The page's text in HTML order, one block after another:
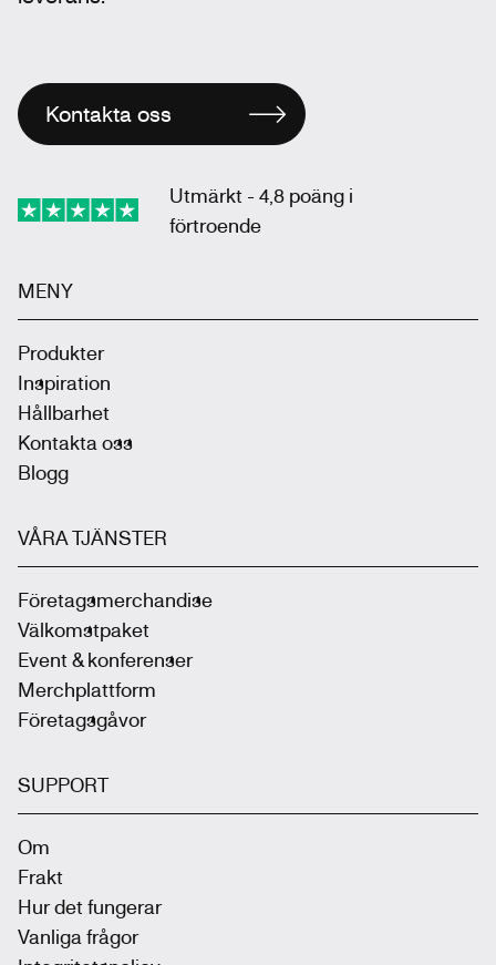
Kontakta oss
Utmärkt - 4,8 poäng i
förtroende
MENY
Produkter
Inspiration
Hållbarhet
Kontakta oss
Blogg
VÅRA TJÄNSTER
Företagsmerchandise
Välkomstpaket
Event & konferenser
Merchplattform
Företagsgåvor
SUPPORT
Om
Frakt
Hur det fungerar
Vanliga frågor